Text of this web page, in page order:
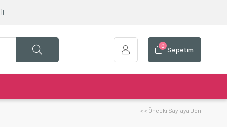
Sepetim
0
< < Önceki Sayfaya Dön